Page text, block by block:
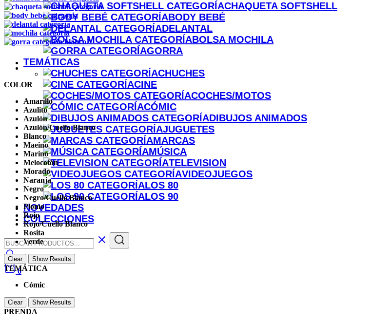
CHAQUETA SOFTSHELL
BODY BEBÉ
DELANTAL
BOLSA MOCHILA
GORRA
TEMÁTICAS
CHUCHES
CINE
COCHES/MOTOS
CÓMIC
DIBUJOS ANIMADOS
JUGUETES
MARCAS
MÚSICA
TELEVISION
VIDEOJUEGOS
LOS 80
LOS 90
NOVEDADES
COLECCIONES
0
COLOR
Amarillo
Azulito
Azulón
Azulón/Cuello Blanco
Blanco
Maeino
Marino
Melocotón
Morado
Naranja
Negro
Negro/Cuello Blanco
Plomo
Rojo
Rojo/Cuello Blanco
Rosita
Verde
Clear Show Results
TEMÁTICA
Cómic
Clear Show Results
PRENDA